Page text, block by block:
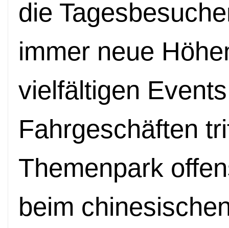
die
immer neue
vielfältigen
Fahrgeschäften
Themenpark
beim